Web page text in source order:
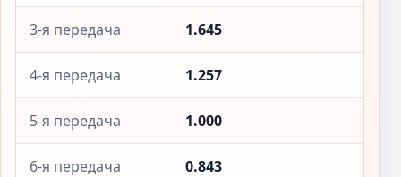
3-я передача 1.645
4-я передача 1.257
5-я передача 1.000
6-я передача 0.843